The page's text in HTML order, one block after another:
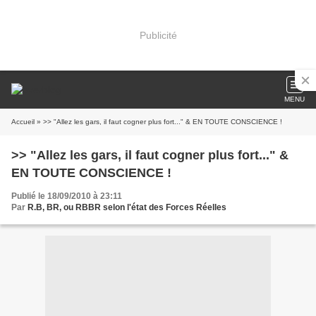
Publicité
MENU
Accueil » >> "Allez les gars, il faut cogner plus fort..." & EN TOUTE CONSCIENCE !
>> "Allez les gars, il faut cogner plus fort..." &
EN TOUTE CONSCIENCE !
Publié le 18/09/2010 à 23:11
Par R.B, BR, ou RBBR selon l'état des Forces Réelles